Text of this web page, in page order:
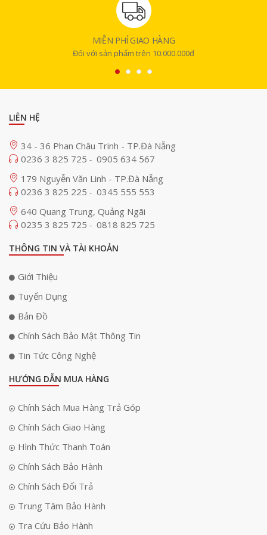
Govee Wi-Fi RGB LED Strip Lights H6110 sử dụng micro tích hợp độ nhạy
hát của bạn. Nhờ đó, bạn sẽ có được trải nghiệm âm nhạc và màu sắc
hòa quyện sống động, đốt cháy mọi không gian phòng.
Điều khiển thông minh
Govee Wi-Fi RGB LED Strip Lights H6110 cho phép điều khiển bằng
giọng nói, hoạt động với Alexa và Google Assistant. Với các lệnh thoại
đơn giản, bạn có thể điều khiển bật tắt đèn, độ sáng, màu sắc để có ánh
MIỄN PHÍ GIAO HÀNG
Đối với sản phẩm trên 10.000.000đ
LIÊN HỆ
34 - 36 Phan Châu Trinh - TP.Đà Nẵng
0236 3 825 725 - 0905 634 567
179 Nguyễn Văn Linh - TP.Đà Nẵng
0236 3 825 225 - 0345 555 553
640 Quang Trung, Quảng Ngãi
0235 3 825 725 - 0818 825 725
THÔNG TIN VÀ TÀI KHOẢN
Giới Thiệu
Tuyển Dụng
Bản Đồ
Chính Sách Bảo Mật Thông Tin
Tin Tức Công Nghệ
HƯỚNG DẪN MUA HÀNG
Chính Sách Mua Hàng Trả Góp
Chính Sách Giao Hàng
Hình Thức Thanh Toán
Chính Sách Bảo Hành
Chính Sách Đổi Trả
Trung Tâm Bảo Hành
Tra Cứu Bảo Hành